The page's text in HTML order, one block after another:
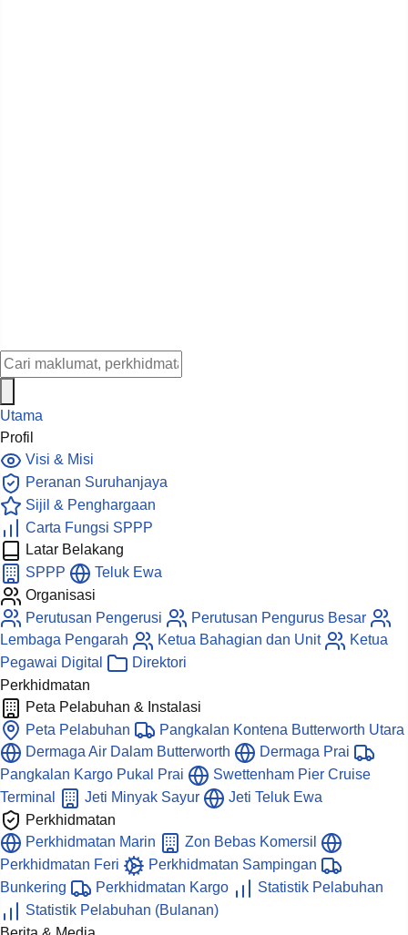
Utama
Profil
Visi & Misi
Peranan Suruhanjaya
Sijil & Penghargaan
Carta Fungsi SPPP
Latar Belakang
SPPP
Teluk Ewa
Organisasi
Perutusan Pengerusi
Perutusan Pengurus Besar
Lembaga Pengarah
Ketua Bahagian dan Unit
Ketua
Pegawai Digital
Direktori
Perkhidmatan
Peta Pelabuhan & Instalasi
Peta Pelabuhan
Pangkalan Kontena Butterworth Utara
Dermaga Air Dalam Butterworth
Dermaga Prai
Pangkalan Kargo Pukal Prai
Swettenham Pier Cruise
Terminal
Jeti Minyak Sayur
Jeti Teluk Ewa
Perkhidmatan
Perkhidmatan Marin
Zon Bebas Komersil
Perkhidmatan Feri
Perkhidmatan Sampingan
Bunkering
Perkhidmatan Kargo
Statistik Pelabuhan
Statistik Pelabuhan (Bulanan)